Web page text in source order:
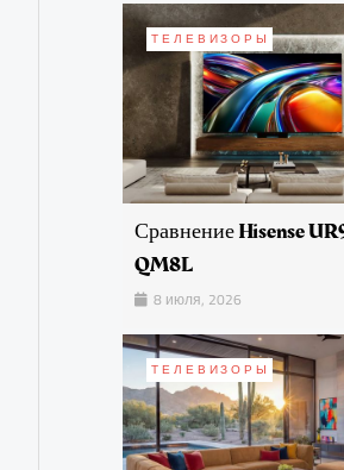
ТЕЛЕВИЗОРЫ
Сравнение Hisense
QM8L
8 июля, 2026
ТЕЛЕВИЗОРЫ